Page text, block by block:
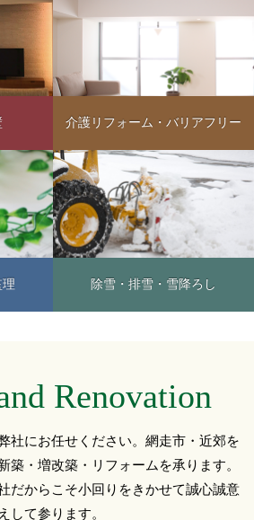
介護リフォーム・バリアフリー
除雪・排雪・雪降ろし
Renovation
社にお任せください。網走市・近郊を
築・増改築・リフォームを承ります。
だからこそ小回りをきかせて誠心誠意
して参ります。